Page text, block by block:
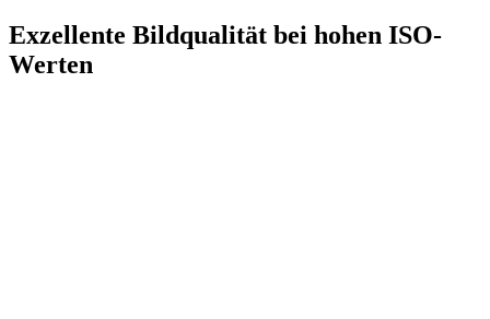
Exzellente Bildqualität bei hohen ISO-
Werten